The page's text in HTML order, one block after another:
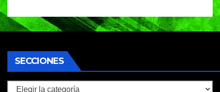
SECCIONES
Secciones